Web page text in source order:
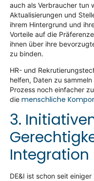
auch als Verbraucher tun
Aktualisierungen und
ihrem Hintergrund und
Vorteile auf die
ihnen über ihre
zu binden.
HR- und
helfen, Daten zu
Prozess noch einfacher
die menschliche
3.
Integration
DE&I ist schon seit